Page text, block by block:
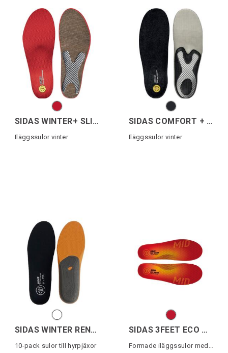
SIDAS WINTER+ SLIM
Iläggssulor vinter
SIDAS COMFORT + MERINO
Iläggssulor vinter
SIDAS WINTER RENTAL (10p)
10-pack sulor till hyrpjäxor
SIDAS 3FEET ECO WINTER MID